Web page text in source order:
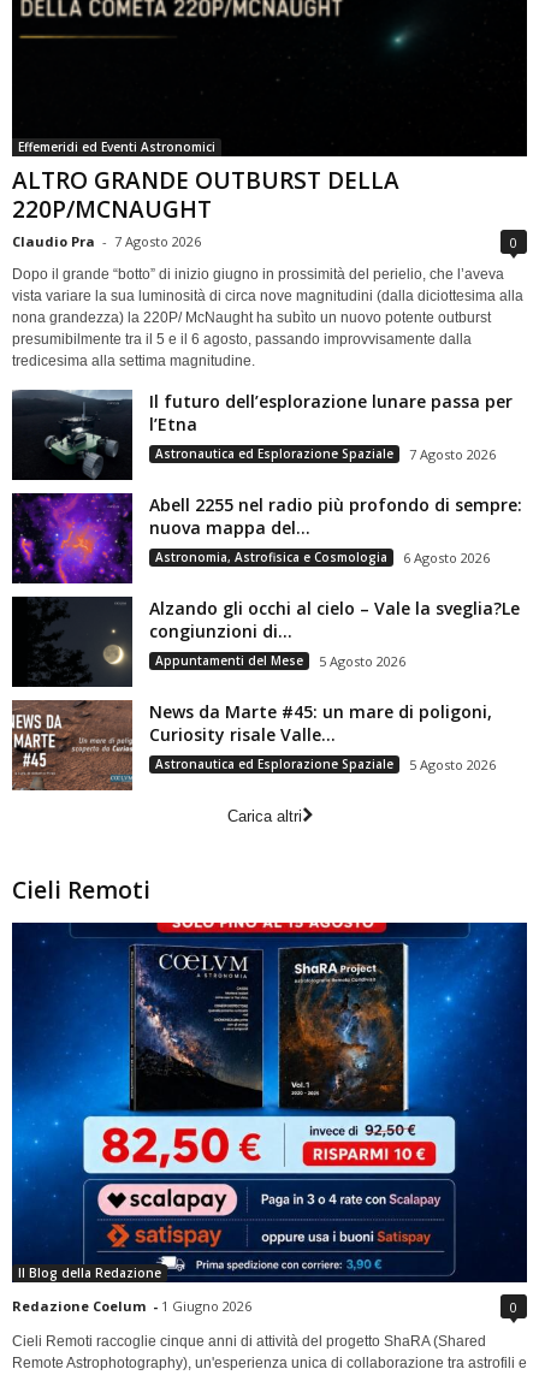
Effemeridi ed Eventi Astronomici
ALTRO GRANDE OUTBURST DELLA
220P/MCNAUGHT
Claudio Pra - 7 Agosto 2026 0
Dopo il grande “botto” di inizio giugno in prossimità del perielio, che l’aveva
vista variare la sua luminosità di circa nove magnitudini (dalla diciottesima alla
nona grandezza) la 220P/ McNaught ha subìto un nuovo potente outburst
presumibilmente tra il 5 e il 6 agosto, passando improvvisamente dalla
tredicesima alla settima magnitudine.
Il futuro dell’esplorazione lunare passa per
l’Etna
Astronautica ed Esplorazione Spaziale 7 Agosto 2026
Abell 2255 nel radio più profondo di sempre:
nuova mappa del...
Astronomia, Astrofisica e Cosmologia 6 Agosto 2026
Alzando gli occhi al cielo – Vale la sveglia?Le
congiunzioni di...
Appuntamenti del Mese 5 Agosto 2026
News da Marte #45: un mare di poligoni,
Curiosity risale Valle...
Astronautica ed Esplorazione Spaziale 5 Agosto 2026
Carica altri
Cieli Remoti
Il Blog della Redazione
Redazione Coelum - 1 Giugno 2026 0
Cieli Remoti raccoglie cinque anni di attività del progetto ShaRA (Shared
Remote Astrophotography), un'esperienza unica di collaborazione tra astrofili e